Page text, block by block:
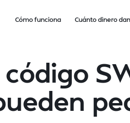
Cómo funciona Cuánto dinero
código